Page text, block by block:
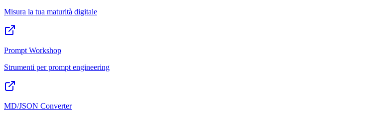
Misura la tua maturità digitale
Prompt Workshop
Strumenti per prompt engineering
MD/JSON Converter